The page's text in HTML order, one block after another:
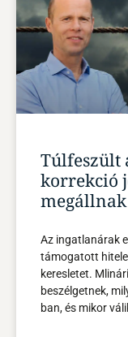
Túlfeszült
korrekció
Az ingatlanárak
támogatott
keresletet.
beszélgetnek,
ban, és mikor